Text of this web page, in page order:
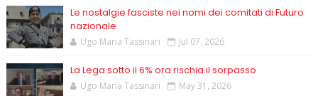
Le nostalgie fasciste nei nomi dei comitati di Futuro
nazionale
Ugo Maria Tassinari Jul 07, 2026
La Lega sotto il 6% ora rischia il sorpasso
Ugo Maria Tassinari May 31, 2026